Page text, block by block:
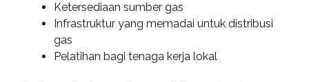
Ketersediaan sumber gas
Infrastruktur yang memadai untuk distribusi
gas
Pelatihan bagi tenaga kerja lokal